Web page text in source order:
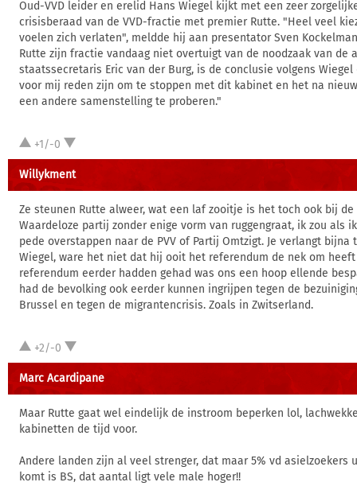
Oud-VVD leider en erelid Hans Wiegel kijkt met een zeer
crisisberaad van de VVD-fractie met premier Rutte. "Heel veel
voelen zich verlaten", meldde hij aan presentator Sven
Rutte zijn fractie vandaag niet overtuigt van de noodzaak van de
staatssecretaris Eric van der Burg, is de conclusie volgens
voor mij reden zijn om te stoppen met dit kabinet en het na
een andere samenstelling te proberen."
+1/-0
Willykment
Ze steunen Rutte alweer, wat een laf zooitje is het toch ook bij
Waardeloze partij zonder enige vorm van ruggengraat, ik zou als
pede overstappen naar de PVV of Partij Omtzigt. Je verlangt
Wiegel, ware het niet dat hij ooit het referendum de nek om heeft
referendum eerder hadden gehad was ons een hoop ellende
had de bevolking ook eerder kunnen ingrijpen tegen de
Brussel en tegen de migrantencrisis. Zoals in Zwitserland.
+2/-0
Marc Acardipane
Maar Rutte gaat wel eindelijk de instroom beperken lol,
kabinetten de tijd voor.
Andere landen zijn al veel strenger, dat maar 5% vd asielzoekers
komt is BS, dat aantal ligt vele male hoger!!